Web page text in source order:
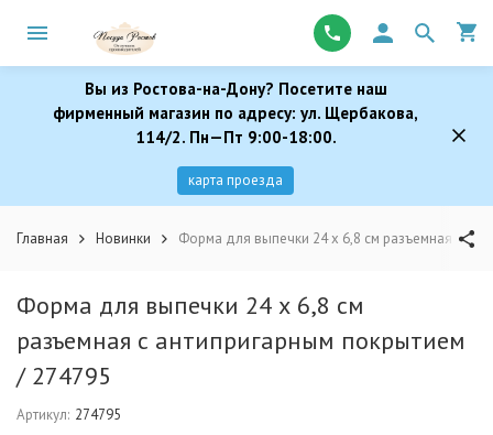
Вы из Ростова-на-Дону? Посетите наш
фирменный магазин по адресу: ул. Щербакова,
114/2. Пн—Пт 9:00-18:00.
карта проезда
Главная Новинки Форма для выпечки 24 х 6,8 см разъемная с
Форма для выпечки 24 х 6,8 см
разъемная с антипригарным покрытием
/ 274795
Артикул: 274795